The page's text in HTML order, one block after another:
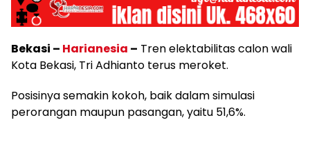
Bekasi – Harianesia – Tren elektabilitas calon wali
Kota Bekasi, Tri Adhianto terus meroket.
Posisinya semakin kokoh, baik dalam simulasi
perorangan maupun pasangan, yaitu 51,6%.